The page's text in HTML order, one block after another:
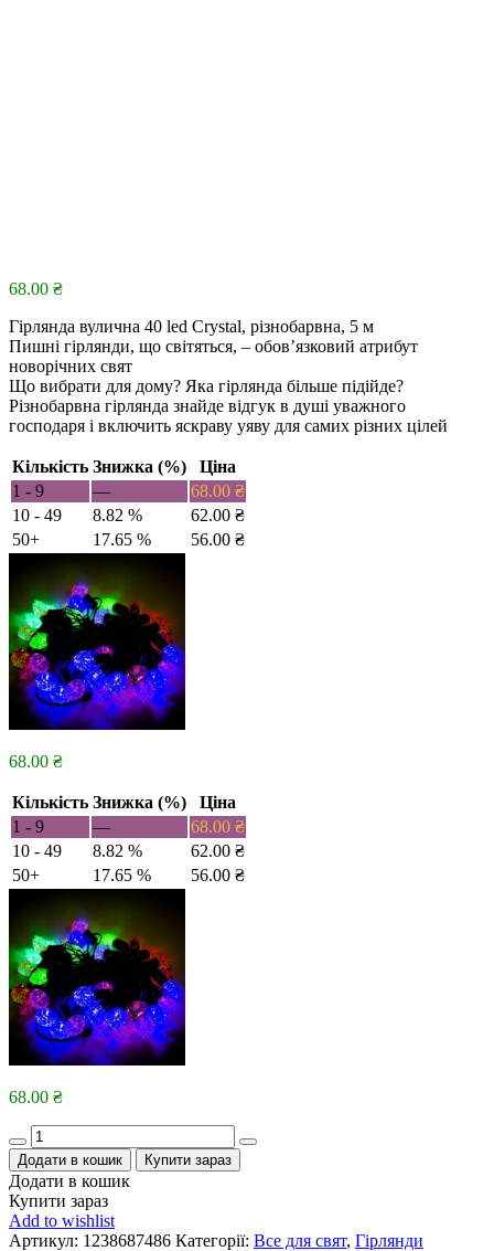
68.00 ₴
Гірлянда вулична 40 led Crystal, різнобарвна, 5 м
Пишні гірлянди, що світяться, – обов’язковий атрибут
новорічних свят
Що вибрати для дому? Яка гірлянда більше підійде?
Різнобарвна гірлянда знайде відгук в душі уважного
господаря і включить яскраву уяву для самих різних цілей
Кількість Знижка (%)
Ціна
1 - 9
— 68.00 ₴
10 - 49
8.82 % 62.00 ₴
50+
17.65 % 56.00 ₴
68.00 ₴
Кількість Знижка (%)
Ціна
1 - 9
— 68.00 ₴
10 - 49
8.82 % 62.00 ₴
50+
17.65 % 56.00 ₴
68.00 ₴
Quantity
Додати в кошик Купити зараз
Додати в кошик
Купити зараз
Add to wishlist
Артикул: 1238687486 Категорії: Все для свят, Гірлянди